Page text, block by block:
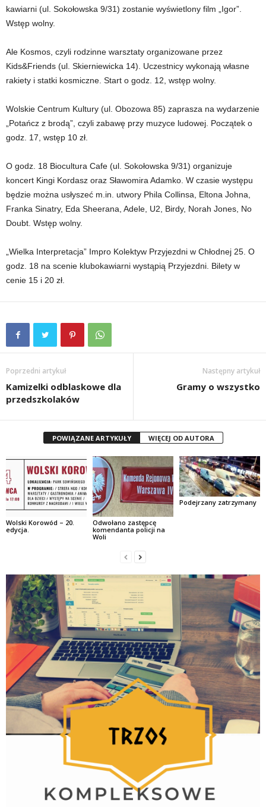
kawiarni (ul. Sokołowska 9/31) zostanie wyświetlony film „Igor”.
Wstęp wolny.
Ale Kosmos, czyli rodzinne warsztaty organizowane przez
Kids&Friends (ul. Skierniewicka 14). Uczestnicy wykonają własne
rakiety i statki kosmiczne. Start o godz. 12, wstęp wolny.
Wolskie Centrum Kultury (ul. Obozowa 85) zaprasza na wydarzenie
„Potańcz z brodą”, czyli zabawę przy muzyce ludowej. Początek o
godz. 17, wstęp 10 zł.
O godz. 18 Biocultura Cafe (ul. Sokołowska 9/31) organizuje
koncert Kingi Kordasz oraz Sławomira Adamko. W czasie występu
będzie można usłyszeć m.in. utwory Phila Collinsa, Eltona Johna,
Franka Sinatry, Eda Sheerana, Adele, U2, Birdy, Norah Jones, No
Doubt. Wstęp wolny.
„Wielka Interpretacja” Impro Kolektyw Przyjezdni w Chłodnej 25. O
godz. 18 na scenie klubokawiarni wystąpią Przyjezdni. Bilety w
cenie 15 i 20 zł.
Poprzedni artykuł
Kamizelki odblaskowe dla
przedszkolaków
Następny artykuł
Gramy o wszystko
POWIĄZANE ARTYKUŁY WIĘCEJ OD AUTORA
Wolski Korowód – 20.
edycja.
Odwołano zastępcę
komendanta policji na
Woli
Podejrzany zatrzymany